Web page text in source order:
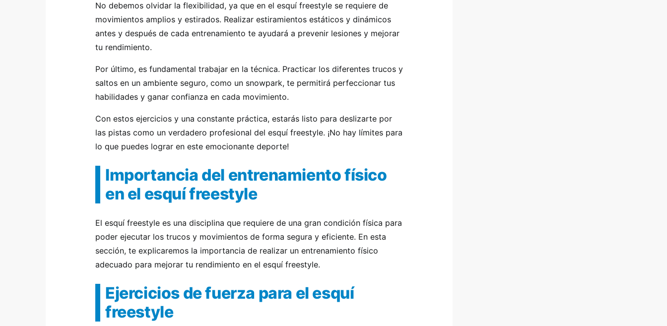
No debemos olvidar la flexibilidad, ya que en el esquí freestyle se requiere de
movimientos amplios y estirados. Realizar estiramientos estáticos y dinámicos
antes y después de cada entrenamiento te ayudará a prevenir lesiones y mejorar
tu rendimiento.
Por último, es fundamental trabajar en la técnica. Practicar los diferentes trucos y
saltos en un ambiente seguro, como un snowpark, te permitirá perfeccionar tus
habilidades y ganar confianza en cada movimiento.
Con estos ejercicios y una constante práctica, estarás listo para deslizarte por
las pistas como un verdadero profesional del esquí freestyle. ¡No hay límites para
lo que puedes lograr en este emocionante deporte!
Importancia del entrenamiento físico
en el esquí freestyle
El esquí freestyle es una disciplina que requiere de una gran condición física para
poder ejecutar los trucos y movimientos de forma segura y eficiente. En esta
sección, te explicaremos la importancia de realizar un entrenamiento físico
adecuado para mejorar tu rendimiento en el esquí freestyle.
Ejercicios de fuerza para el esquí
freestyle